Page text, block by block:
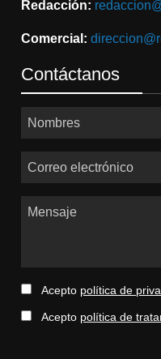
Redacción:
Comercial:
Contáctanos
Nombres
Correo electrónico
Mensaje
Acepto política de
Acepto política de